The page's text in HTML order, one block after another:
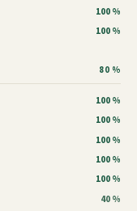
100 %
100 %
80 %
100 %
100 %
100 %
100 %
100 %
40 %